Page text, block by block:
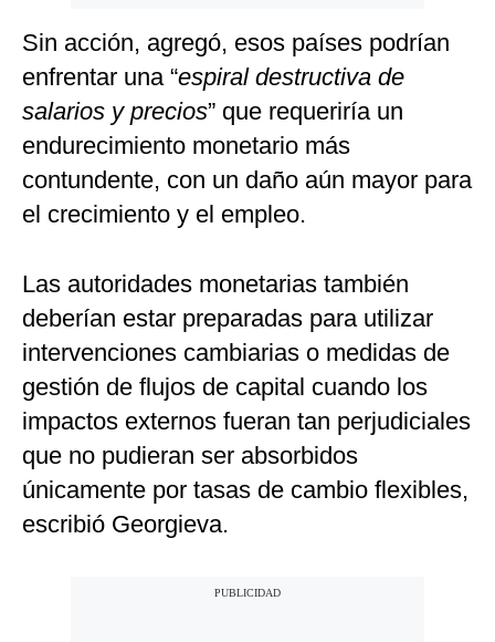
Sin acción, agregó, esos países podrían
enfrentar una “espiral destructiva de
salarios y precios” que requeriría un
endurecimiento monetario más
contundente, con un daño aún mayor para
el crecimiento y el empleo.
Las autoridades monetarias también
deberían estar preparadas para utilizar
intervenciones cambiarias o medidas de
gestión de flujos de capital cuando los
impactos externos fueran tan perjudiciales
que no pudieran ser absorbidos
únicamente por tasas de cambio flexibles,
escribió Georgieva.